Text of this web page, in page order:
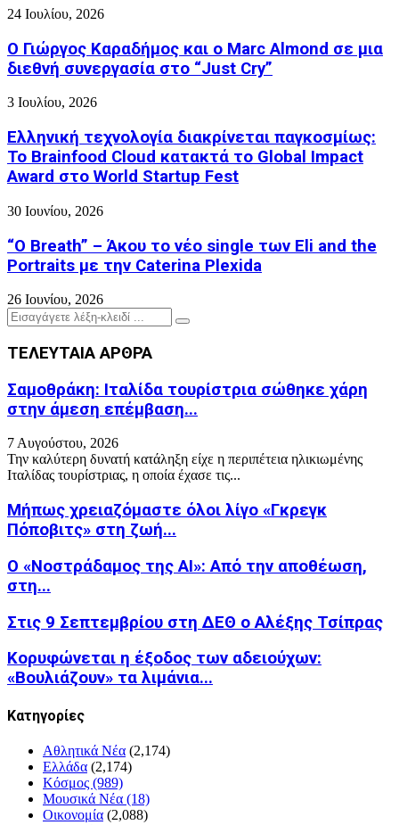
24 Ιουλίου, 2026
Ο Γιώργος Καραδήμος και ο Marc Almond σε μια
διεθνή συνεργασία στο “Just Cry”
3 Ιουλίου, 2026
Ελληνική τεχνολογία διακρίνεται παγκοσμίως:
Το Brainfood Cloud κατακτά το Global Impact
Award στο World Startup Fest
30 Ιουνίου, 2026
“O Breath” – Άκου το νέο single των Eli and the
Portraits με την Caterina Plexida
26 Ιουνίου, 2026
Search
for:
Search
ΤΕΛΕΥΤΑΙΑ ΑΡΘΡΑ
Σαμοθράκη: Ιταλίδα τουρίστρια σώθηκε χάρη
στην άμεση επέμβαση...
7 Αυγούστου, 2026
Την καλύτερη δυνατή κατάληξη είχε η περιπέτεια ηλικιωμένης
Ιταλίδας τουρίστριας, η οποία έχασε τις...
Μήπως χρειαζόμαστε όλοι λίγο «Γκρεγκ
Πόποβιτς» στη ζωή...
Ο «Νοστράδαμος της AI»: Από την αποθέωση,
στη...
Στις 9 Σεπτεμβρίου στη ΔΕΘ ο Αλέξης Τσίπρας
Κορυφώνεται η έξοδος των αδειούχων:
«Βουλιάζουν» τα λιμάνια...
Kατηγορίες
Αθλητικά Νέα (2,174)
Ελλάδα (2,174)
Κόσμος (989)
Μουσικά Νέα (18)
Οικονομία (2,088)